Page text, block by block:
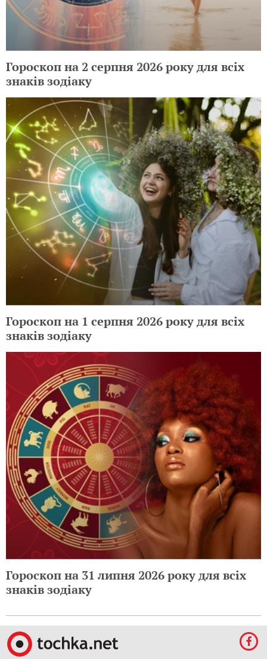
Гороскоп на 2 серпня 2026 року для всіх
знаків зодіаку
Гороскоп на 1 серпня 2026 року для всіх
знаків зодіаку
Гороскоп на 31 липня 2026 року для всіх
знаків зодіаку